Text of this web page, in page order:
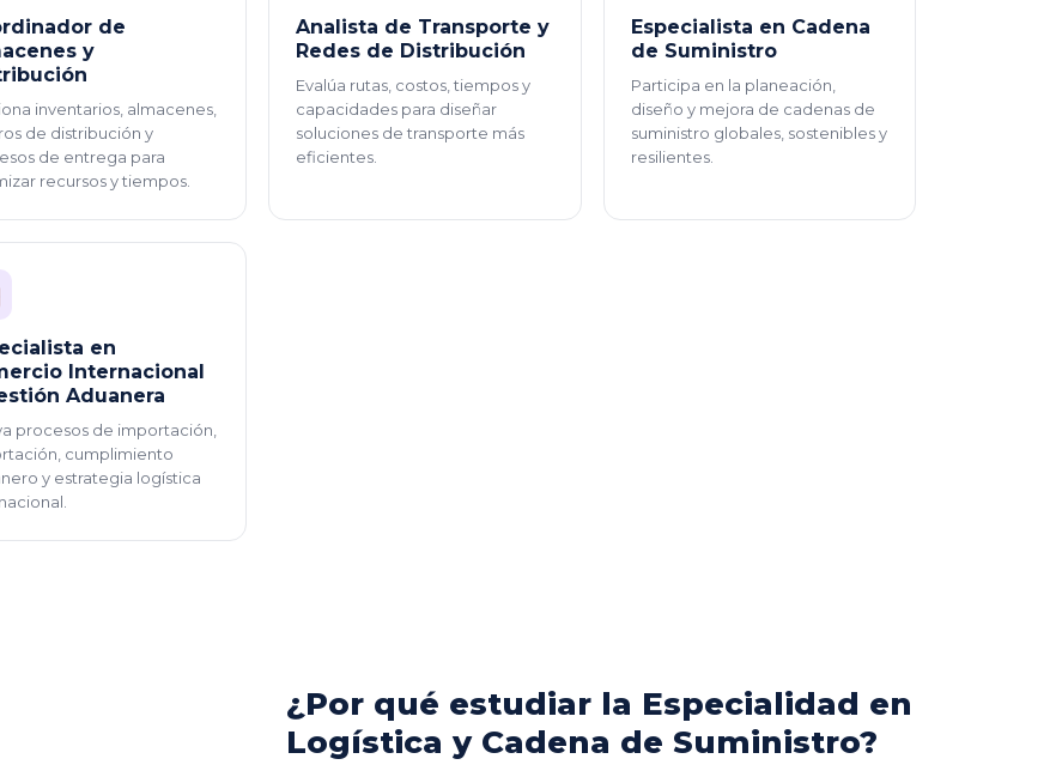
de
y
inventarios, almacenes,
de distribución y
de entrega para
recursos y tiempos.
Analista de Transporte y
Redes de Distribución
Evalúa rutas, costos, tiempos y
capacidades para diseñar
soluciones de transporte más
eficientes.
Especialista en Cadena
de Suministro
Participa en la planeación,
diseño y mejora de cadenas de
suministro globales, sostenibles y
resilientes.
en
Internacional
Aduanera
procesos de importación,
cumplimiento
y estrategia logística
¿Por qué estudiar la Especialidad en
Logística y Cadena de Suministro?